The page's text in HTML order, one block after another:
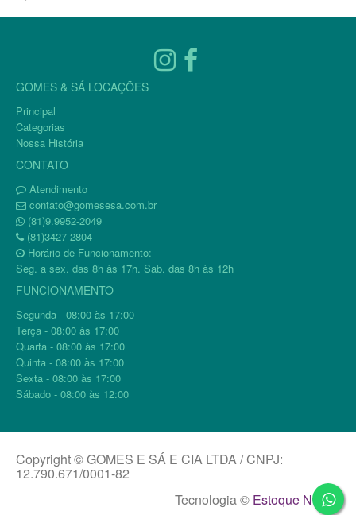
GOMES & SÁ LOCAÇÕES
Principal
Categorias
Nossa História
CONTATO
Atendimento
contato@gomesesa.com.br
(81)9.9952-2049
(81)3427-2804
Horário de Funcionamento:
Seg. a sex. das 8h às 17h. Sab. das 8h às 12h
FUNCIONAMENTO
Segunda - 08:00 às 17:00
Terça - 08:00 às 17:00
Quarta - 08:00 às 17:00
Quinta - 08:00 às 17:00
Sexta - 08:00 às 17:00
Sábado - 08:00 às 12:00
Copyright © GOMES E SÁ E CIA LTDA / CNPJ:
12.790.671/0001-82
Tecnologia © Estoque NOW.